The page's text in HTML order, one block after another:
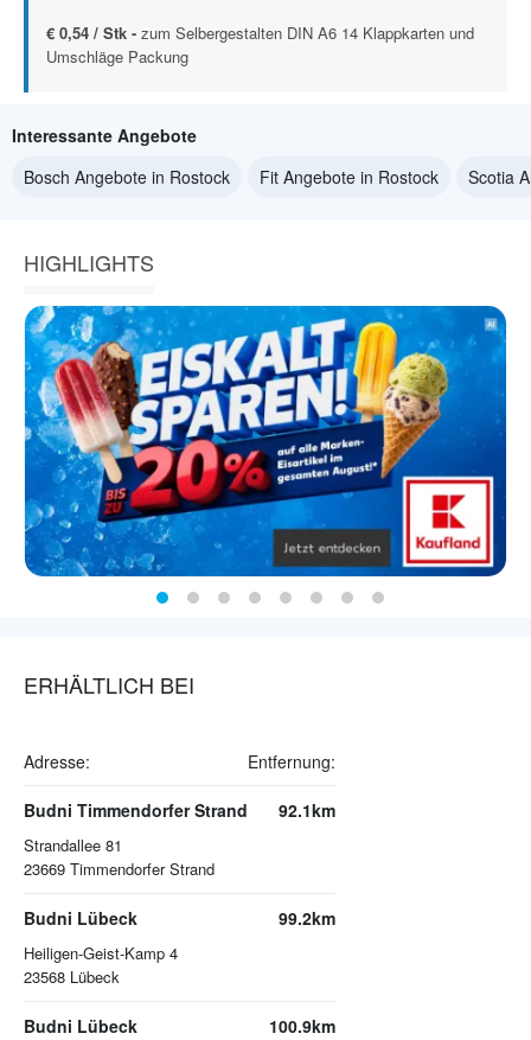
€ 0,54 / Stk - zum Selbergestalten DIN A6 14 Klappkarten und
Umschläge Packung
Interessante Angebote
Bosch Angebote in Rostock
Fit Angebote in Rostock Scotia
HIGHLIGHTS
ERHÄLTLICH BEI
Adresse: Entfernung:
Budni Timmendorfer Strand
Strandallee 81
23669 Timmendorfer Strand
92.1km
Budni Lübeck
Heiligen-Geist-Kamp 4
23568 Lübeck
99.2km
Budni Lübeck 100.9km